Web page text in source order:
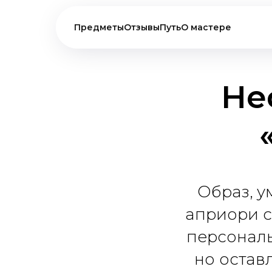
ПредметыОтзывыПутьО мастере
Образ,
априори
но